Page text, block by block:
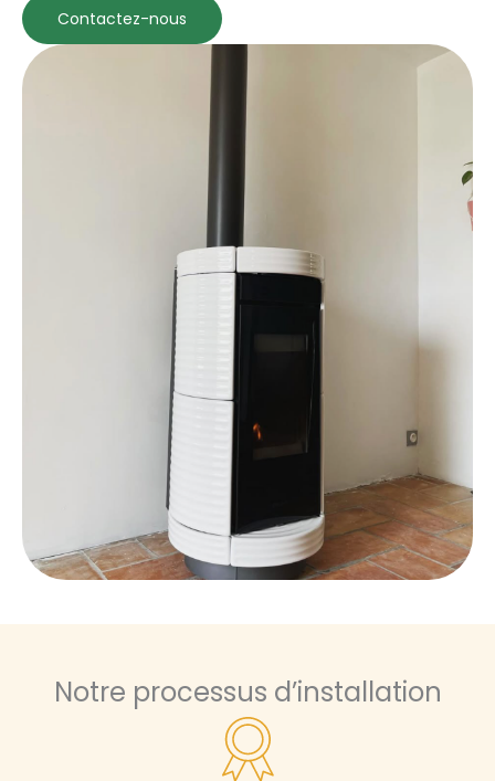
Contactez-nous
Notre processus d’installation